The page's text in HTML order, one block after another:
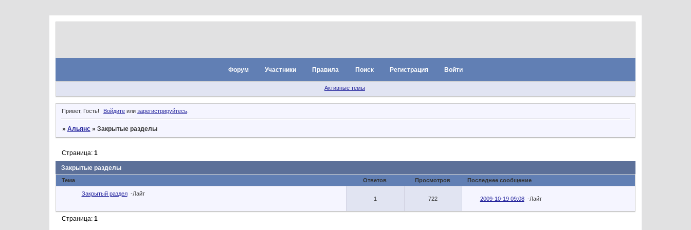
Форум Участники Правила Поиск Регистрация Войти
Активные темы
Привет, Гость! Войдите илизарегистрируйтесь.
» Альянс » Закрытые разделы
Закрытые разделы
Страница: 1
Тема Ответов Просмотров Последнее сообщение
Закрытый раздел -Лайт
1
722 2009-10-19 09:08 -Лайт
Страница: 1